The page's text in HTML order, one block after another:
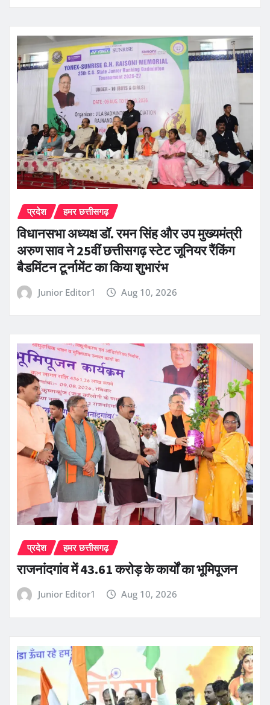
प्रदेश हमर छत्तीसगढ़
विधानसभा अध्यक्ष डॉ. रमन सिंह और उप मुख्यमंत्री
अरुण साव ने 25वीं छत्तीसगढ़ स्टेट जूनियर रैंकिंग
बैडमिंटन टूर्नामेंट का किया शुभारंभ
Junior Editor1 Aug 10, 2026
प्रदेश हमर छत्तीसगढ़
राजनांदगांव में 43.61 करोड़ के कार्यों का भूमिपूजन
Junior Editor1 Aug 10, 2026